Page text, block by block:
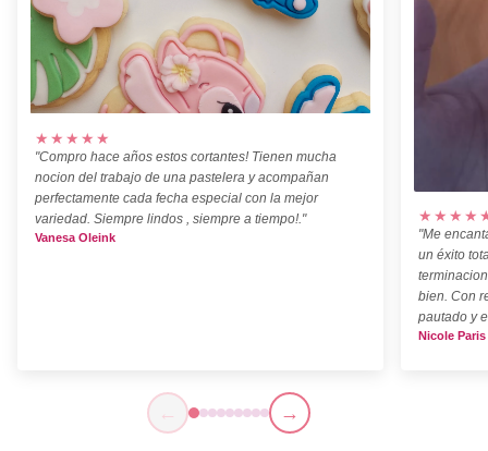
★★★★★
"Compro hace años estos cortantes! Tienen mucha
nocion del trabajo de una pastelera y acompañan
perfectamente cada fecha especial con la mejor
variedad. Siempre lindos , siempre a tiempo!."
Vanesa Oleink
"Me
un éxito
bien. Con
pautado y
Nicole Paris
← →